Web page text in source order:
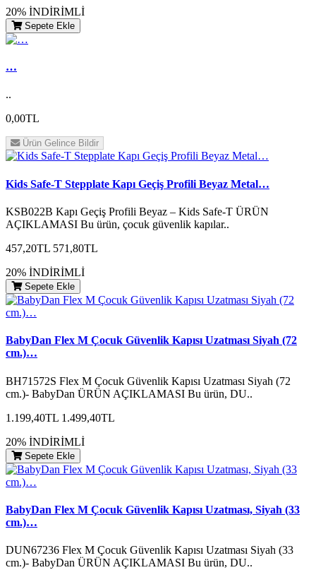
20% İNDİRİMLİ
Sepete Ekle
…
..
0,00TL
Ürün Gelince Bildir
Kids Safe-T Stepplate Kapı Geçiş Profili Beyaz Metal…
KSB022B Kapı Geçiş Profili Beyaz – Kids Safe-T ÜRÜN
AÇIKLAMASI Bu ürün, çocuk güvenlik kapılar..
457,20TL 571,80TL
20% İNDİRİMLİ
Sepete Ekle
BabyDan Flex M Çocuk Güvenlik Kapısı Uzatması Siyah (72
cm.)…
BH71572S Flex M Çocuk Güvenlik Kapısı Uzatması Siyah (72
cm.)- BabyDan ÜRÜN AÇIKLAMASI Bu ürün, DU..
1.199,40TL 1.499,40TL
20% İNDİRİMLİ
Sepete Ekle
BabyDan Flex M Çocuk Güvenlik Kapısı Uzatması, Siyah (33
cm.)…
DUN67236 Flex M Çocuk Güvenlik Kapısı Uzatması Siyah (33
cm.)- BabyDan ÜRÜN AÇIKLAMASI Bu ürün, DU..